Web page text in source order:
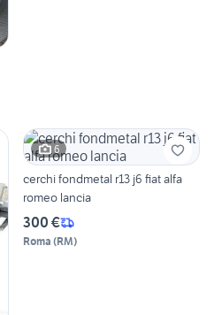
6
cerchi fondmetal r13 j6 fiat alfa
romeo lancia
300 €
Roma (RM)